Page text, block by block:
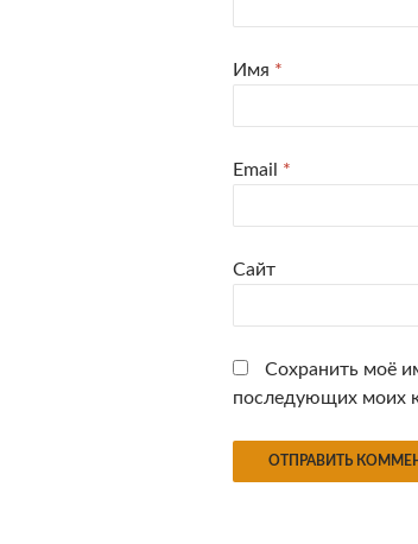
Имя *
Email *
Сайт
Сохранить моё
последующих моих